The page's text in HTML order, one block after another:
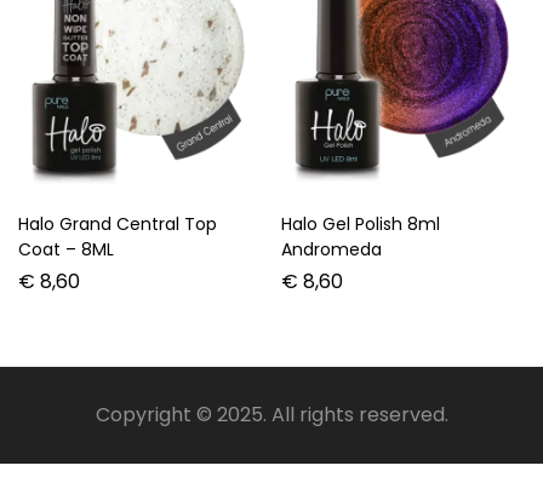
Halo Grand Central Top
Coat – 8ML
€ 8,60
Halo Gel Polish 8ml
Andromeda
€ 8,60
Copyright © 2025. All rights reserved.